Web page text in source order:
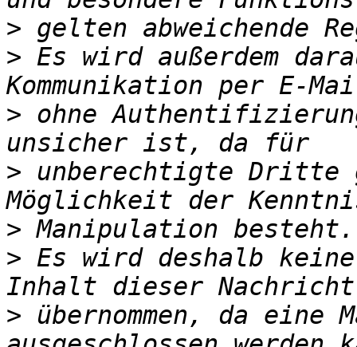
>
> Es wird außerdem
> ohne
> unberechtigte Dritte
>
> Es wird deshalb
> übernommen, da